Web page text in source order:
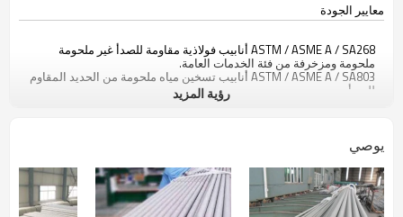
معايير الجودة
ASTM / ASME A / SA268 أنابيب فولاذية مقاومة للصدأ غير ملحومة
ملحومة ومزخرفة من فئة الخدمات العامة.
ASTM / ASME A / SA803 أنابيب تسخين مياه ملحومة من الحديد المقاوم
للصدأ.
EN 10297-2 أنبوب دائري من الفولاذ المقاوم للصدأ غير الملحوم للأغراض
تفاصيل المنتج
نطاق OD: 6-219 مم (0.2-8.6 بوصة)
نطاق وزن: 0.5-25 مم (0.02-1 بوصة)
رؤية المزيد
يوصي